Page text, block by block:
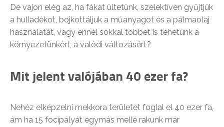
De vajon elég az, ha fákat ültetünk, szelektíven gyűjtjük
a hulladékot, bojkottáljuk a műanyagot és a pálmaolaj
használatát, vagy ennél sokkal többet is tehetünk a
környezetünkért, a valódi változásért?
Mit jelent valójában 40 ezer fa?
Nehéz elképzelni mekkora területet foglal el 40 ezer fa,
ám ha 15 focipályát egymás mellé rakunk már